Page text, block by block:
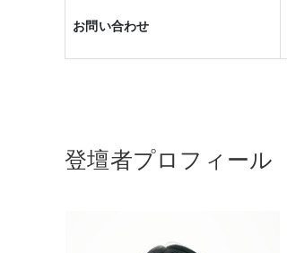
お問い合わせ
登壇者プロフィール